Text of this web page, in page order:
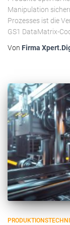
Manipulation
Prozesses ist die
GS1 DataMatrix-
Von Firma